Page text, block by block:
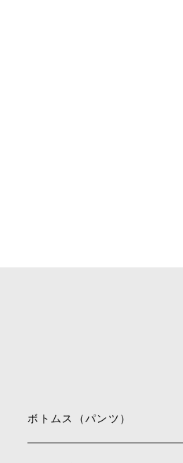
ボトムス（パンツ）